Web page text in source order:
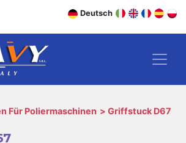
Deutsch
Für Poliermaschinen Griffstuck D67